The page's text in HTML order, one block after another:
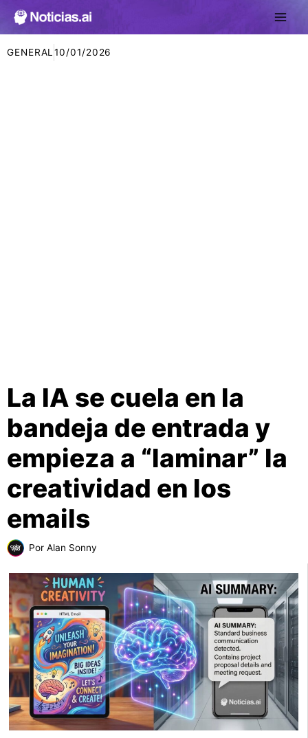
GENERAL 10/01/2026
La IA se cuela en la
bandeja de entrada y
empieza a “laminar” la
creatividad en los
emails
Por Alan Sonny